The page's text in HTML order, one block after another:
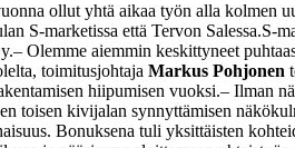
ollut yhtä aikaa työn alla kolmen
S-marketissa että Tervon Salessa.S-
– Olemme aiemmin keskittyneet
toimitusjohtaja Markus Pohjonen
hiipumisen vuoksi.– Ilman
toisen kivijalan synnyttämisen
Bonuksena tuli yksittäisten